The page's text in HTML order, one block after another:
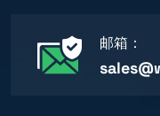
邮箱：